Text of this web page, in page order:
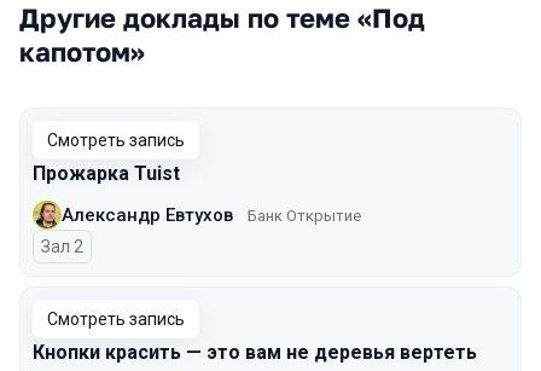
Другие доклады по теме «Под
капотом»
Смотреть запись
Прожарка Tuist
Александр Евтухов Банк Открытие
Зал 2
Смотреть запись
Кнопки красить — это вам не деревья вертеть